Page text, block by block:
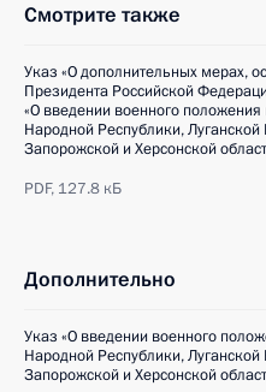
Смотрите также
Указ «О дополнительных мерах,
Президента Российской
«О введении военного
Народной Республики,
Запорожской и Херсонской
PDF, 127.8 кБ
Дополнительно
Указ «О введении военного
Народной Республики,
Запорожской и Херсонской